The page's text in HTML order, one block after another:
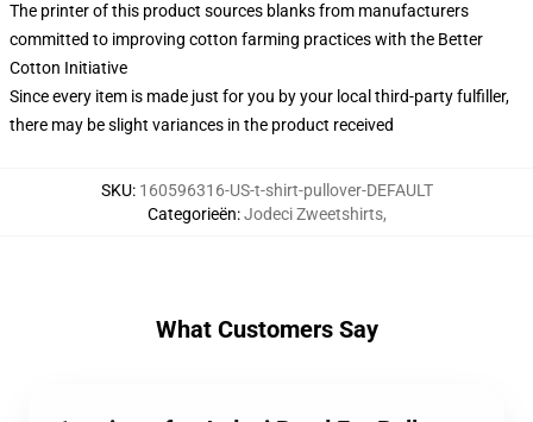
The printer of this product sources blanks from manufacturers
committed to improving cotton farming practices with the Better
Cotton Initiative
Since every item is made just for you by your local third-party fulfiller,
there may be slight variances in the product received
SKU: 160596316-US-t-shirt-pullover-DEFAULT
Categorieën:Jodeci Zweetshirts,
What Customers Say